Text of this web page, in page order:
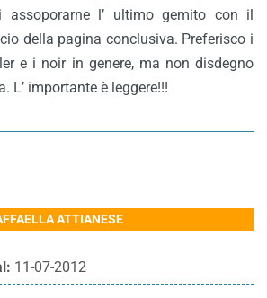
assoporarne l’ ultimo gemito con il
della pagina conclusiva. Preferisco i
e i noir in genere, ma non disdegno
L’ importante è leggere!!!
ATTIANESE
11-07-2012